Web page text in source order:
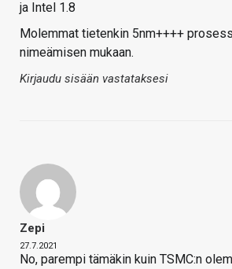
ja Intel 1.8
Molemmat tietenkin 5nm++++
nimeämisen mukaan.
Kirjaudu sisään vastataksesi
Zepi
27.7.2021
No, parempi tämäkin kuin TSMC:n